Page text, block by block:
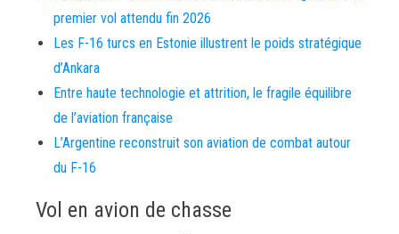
premier vol attendu fin 2026
Les F-16 turcs en Estonie illustrent le poids stratégique
d’Ankara
Entre haute technologie et attrition, le fragile équilibre
de l’aviation française
L’Argentine reconstruit son aviation de combat autour
du F-16
Vol en avion de chasse